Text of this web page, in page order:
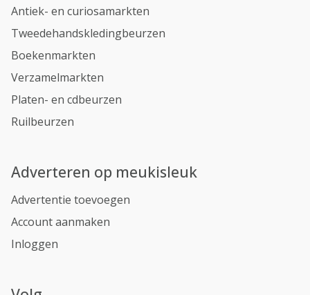
Antiek- en curiosamarkten
Tweedehandskledingbeurzen
Boekenmarkten
Verzamelmarkten
Platen- en cdbeurzen
Ruilbeurzen
Adverteren op meukisleuk
Advertentie toevoegen
Account aanmaken
Inloggen